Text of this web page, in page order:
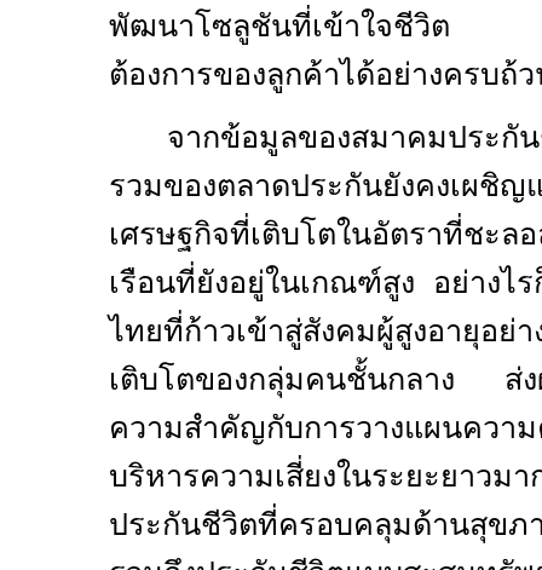
พัฒนาโซลูชันที่เข้าใจชีวิต แ
ต้องการของลูกค้าได้อย่างครบถ้
จากข้อมูลของสมาคมประ
รวมของตลาดประกันยังคงเผชิญ
เศรษฐกิจที่เติบโตในอัตราที่ชะ
เรือนที่ยังอยู่ในเกณฑ์สูง อย่างไ
ไทยที่ก้าวเข้าสู่สังคมผู้สูงอายุอ
เติบโตของกลุ่มคนชั้นกลาง ส่ง
ความสำคัญกับการวางแผนควา
บริหารความเสี่ยงในระยะยา
ประกันชีวิตที่ครอบคลุมด้านสุขภ